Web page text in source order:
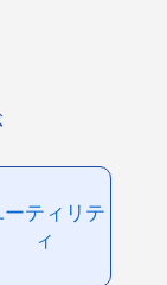
ーティリテ
ィ